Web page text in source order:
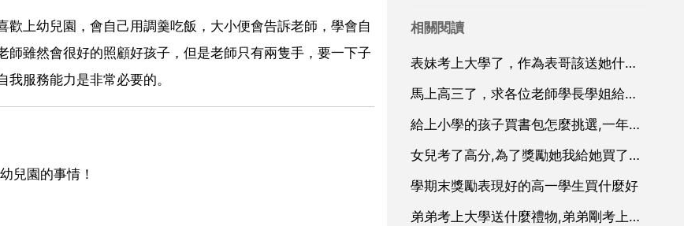
上幼兒園，會自己用調羹吃飯，大小便會告訴老師，學會自
雖然會很好的照顧好孩子，但是老師只有兩隻手，要一下子
服務能力是非常必要的。
兒園的事情！
相關閱讀
表妹考上大學了，作為表哥該送她什麼禮物呢
馬上高三了，求各位老師學長學姐給點意見
給上小學的孩子買書包怎麼挑選,一年級的選購書包要注意什麼
女兒考了高分,為了獎勵她我給她買了禮物,不知賀卡怎麼寫
學期末獎勵表現好的高一學生買什麼好
弟弟考上大學送什麼禮物,弟弟剛考上大學，送他什麼禮物好呢？